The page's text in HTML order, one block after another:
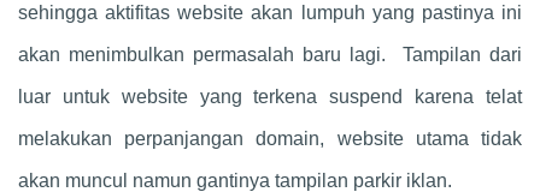
sehingga aktifitas website akan lumpuh yang pastinya ini
akan menimbulkan permasalah baru lagi. Tampilan dari
luar untuk website yang terkena suspend karena telat
melakukan perpanjangan domain, website utama tidak
akan muncul namun gantinya tampilan parkir iklan.